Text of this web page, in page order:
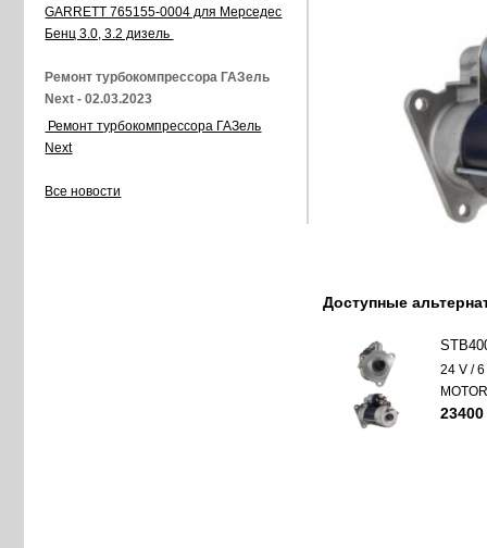
Доступные
24 V /
GARRETT 765155-0004 для Мерседес
Бенц 3.0, 3.2 дизель
Ремонт турбокомпрессора ГАЗель
Next - 02.03.2023
Ремонт турбокомпрессора ГАЗель
Next
Все новости